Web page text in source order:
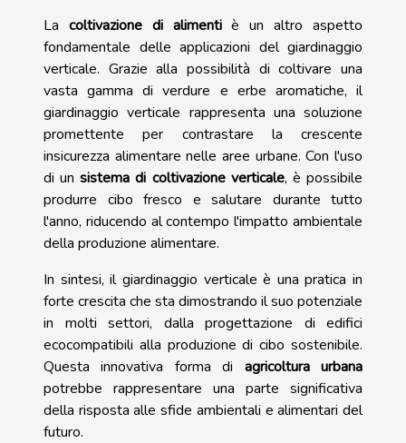
La coltivazione di alimentiè un altro aspetto
fondamentale delle applicazioni del giardinaggio
verticale. Grazie alla possibilità di coltivare una
vasta gamma di verdure e erbe aromatiche, il
giardinaggio verticale rappresenta una soluzione
promettente per contrastare la crescente
insicurezza alimentare nelle aree urbane. Con l'uso
di unsistema di coltivazione verticale, è possibile
produrre cibo fresco e salutare durante tutto
l'anno, riducendo al contempo l'impatto ambientale
della produzione alimentare.
In sintesi, il giardinaggio verticale è una pratica in
forte crescita che sta dimostrando il suo potenziale
in molti settori, dalla progettazione di edifici
ecocompatibili alla produzione di cibo sostenibile.
Questa innovativa forma di agricoltura urbana
potrebbe rappresentare una parte significativa
della risposta alle sfide ambientali e alimentari del
futuro.